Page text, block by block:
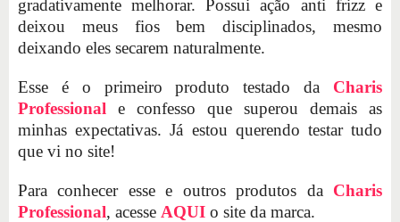
gradativamente melhorar. Possui ação anti frizz e
deixou meus fios bem disciplinados, mesmo
deixando eles secarem naturalmente.
Esse é o primeiro produto testado da Charis
Professional e confesso que superou demais as
minhas expectativas. Já estou querendo testar tudo
que vi no site!
Para conhecer esse e outros produtos da Charis
Professional, acesse AQUI o site da marca.